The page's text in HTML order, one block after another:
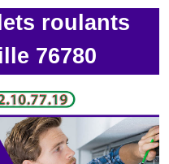
roulants
76780